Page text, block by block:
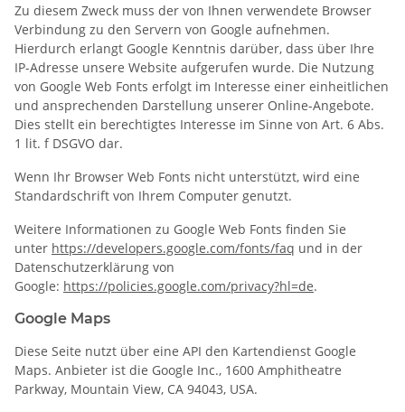
Zu diesem Zweck muss der von Ihnen verwendete Browser
Verbindung zu den Servern von Google aufnehmen.
Hierdurch erlangt Google Kenntnis darüber, dass über Ihre
IP-Adresse unsere Website aufgerufen wurde. Die Nutzung
von Google Web Fonts erfolgt im Interesse einer einheitlichen
und ansprechenden Darstellung unserer Online-Angebote.
Dies stellt ein berechtigtes Interesse im Sinne von Art. 6 Abs.
1 lit. f DSGVO dar.
Wenn Ihr Browser Web Fonts nicht unterstützt, wird eine
Standardschrift von Ihrem Computer genutzt.
Weitere Informationen zu Google Web Fonts finden Sie
unter https://developers.google.com/fonts/faq und in der
Datenschutzerklärung von
Google: https://policies.google.com/privacy?hl=de.
Google Maps
Diese Seite nutzt über eine API den Kartendienst Google
Maps. Anbieter ist die Google Inc., 1600 Amphitheatre
Parkway, Mountain View, CA 94043, USA.